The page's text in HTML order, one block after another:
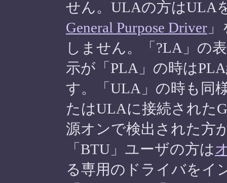
せん。ULAの方はULA
General Purpose Driver
しません。「?LA」の
示が「PLA」の時は
す。「ULA」の時も同
たはULAに接続された
源オンで検出された方
「BTU」ユーザの方は
る専用のドライバをイ